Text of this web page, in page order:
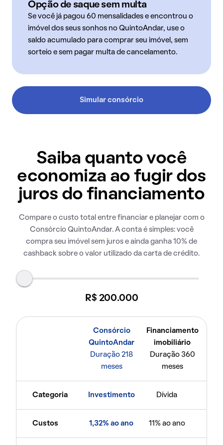
Opção de saque sem multa
Se você já pagou 60 mensalidades e encontrou o
imóvel dos seus sonhos no QuintoAndar, use o
saldo acumulado para comprar seu imóvel, sem
sorteio e sem pagar multa de cancelamento.
Simular consórcio
Saiba quanto você
economiza ao fugir dos
juros do financiamento
Compare o custo total entre financiar e planejar com o
Consórcio QuintoAndar. A conta é simples: você
compra seu imóvel sem juros e ainda ganha 10% de
cashback sobre o valor utilizado da carta de crédito.
R$ 200.000
Consórcio
QuintoAndar
Duração 218
meses
Financiamento
imobiliário
Duração 360
meses
Categoria Investimento Dívida
Custos 1,32% ao ano 11% ao ano